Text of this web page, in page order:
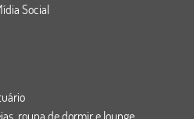
Social
roupa de dormir e lounge